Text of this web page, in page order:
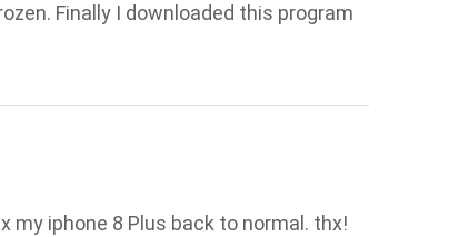
Finally I downloaded this program
my iphone 8 Plus back to normal. thx!